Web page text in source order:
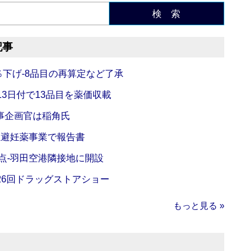
検 索
事
げ‐8品目の再算定など了承
日付で13品目を薬価収載
企画官は稲角氏
妊薬事業で報告書
‐羽田空港隣接地に開設
回ドラッグストアショー
もっと見る »